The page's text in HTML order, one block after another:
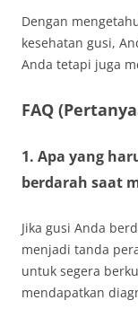
Dengan
kesehatan gusi,
Anda tetapi juga
FAQ
1. Apa yang
berdarah saat
Jika gusi Anda
menjadi tanda
untuk segera
mendapatkan